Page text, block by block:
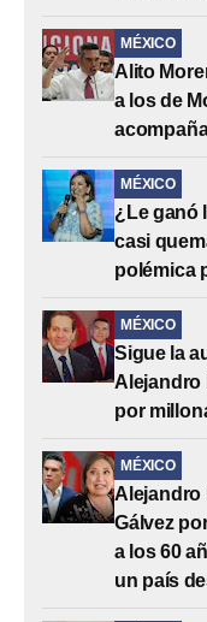
MÉXICO
Alito
a los de
MÉXICO
¿Le ganó
casi
polémica
MÉXICO
Sigue la
Alejandro
por
MÉXICO
Alejandro
Gálvez
a los 60
un país